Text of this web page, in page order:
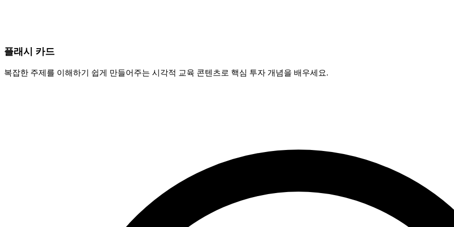
플래시 카드
복잡한 주제를 이해하기 쉽게 만들어주는 시각적 교육 콘텐츠로 핵심 투자 개념을 배우세요.